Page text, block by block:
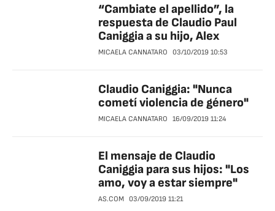
“Cambiate el apellido”, la
respuesta de Claudio Paul
Caniggia a su hijo, Alex
MICAELA CANNATARO 03/10/2019 10:53
Claudio Caniggia: "Nunca
cometí violencia de género"
MICAELA CANNATARO 16/09/2019 11:24
El mensaje de Claudio
Caniggia para sus hijos: "Los
amo, voy a estar siempre"
AS.COM 03/09/2019 11:21